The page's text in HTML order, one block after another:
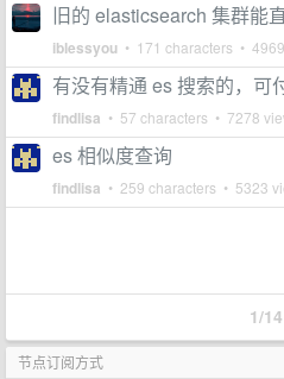
旧的 elasticsearch 集群能
iblessyou • 171 characters •
有没有精通 es 搜索的，可
findlisa • 57 characters • 7278
es 相似度查询
findlisa • 259 characters • 5323
1/14
节点订阅方式